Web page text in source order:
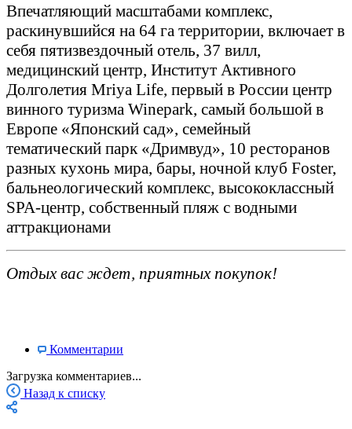
Впечатляющий масштабами комплекс,
раскинувшийся на 64 га территории, включает в
себя пятизвездочный отель, 37 вилл,
медицинский центр, Институт Активного
Долголетия Mriya Life, первый в России центр
винного туризма Winepark, самый большой в
Европе «Японский сад», семейный
тематический парк «Дримвуд», 10 ресторанов
разных кухонь мира, бары, ночной клуб Foster,
бальнеологический комплекс, высококлассный
SPA-центр, собственный пляж с водными
аттракционами
Отдых вас ждет, приятных покупок!
Комментарии
Загрузка комментариев...
Назад к списку